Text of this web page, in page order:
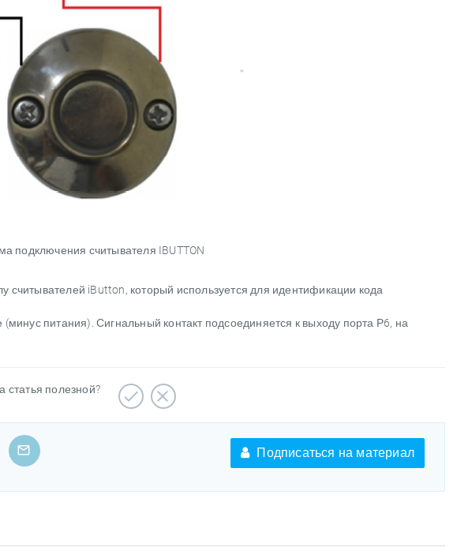
подключения считывателя IBUTTON
iButton, который используется для идентификации кода
питания). Сигнальный контакт подсоединяется к выходу порта Р6, на
статья полезной?
Подписаться на материал